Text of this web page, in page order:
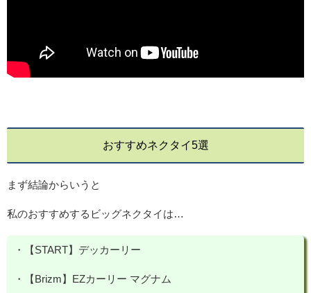
おすすめネクタイ5選
まず結論からいうと
私のおすすめするビッグネクタイは…
・【START】デッカーリー
・【Brizm】EZカーリー マグナム